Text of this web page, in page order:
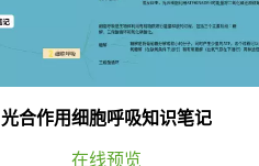
光合作用细胞呼吸知识笔记
在线预览